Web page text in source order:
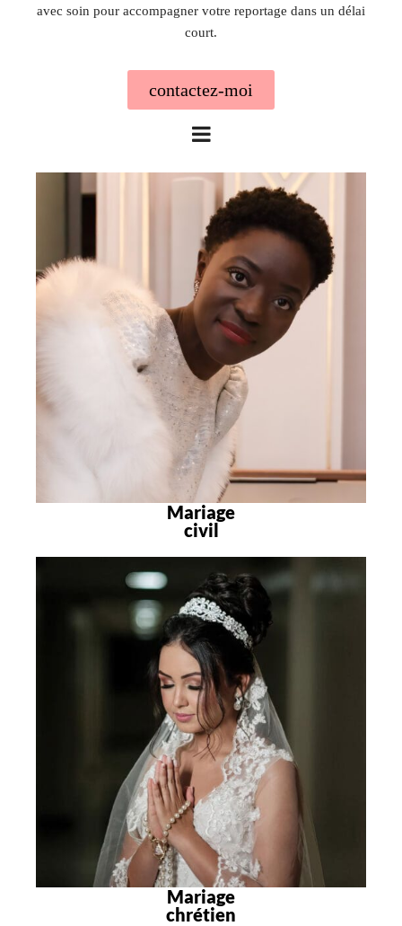
avec soin pour accompagner votre reportage dans un délai
court.
contactez-moi
Mariage
civil
Mariage
chrétien